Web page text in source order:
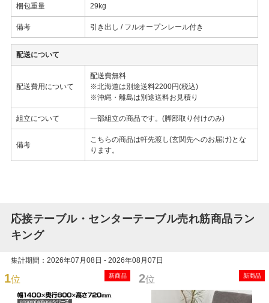
梱包重量 29kg
備考 引き出し / フルオープンレール付き
配送について
配送費用について
配送費無料
※北海道は別途送料2200円(税込)
※沖縄・離島は別途送料お見積り
組立について 一部組立の商品です。(脚部取り付けのみ)
備考
こちらの商品は軒先渡し(玄関先へのお届け)とな
ります。
応接テーブル・センターテーブル売れ筋商品ラン
キング
集計期間：2026年07月08日 - 2026年08月07日
1位 新商品 2位 新商品